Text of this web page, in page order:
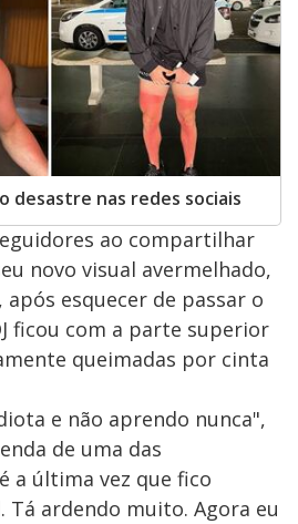
desastre nas redes sociais
ao compartilhar
novo visual avermelhado,
esquecer de passar o
ficou com a parte superior
queimadas por cinta
e não aprendo nunca",
de uma das
a última vez que fico
Tá ardendo muito. Agora eu